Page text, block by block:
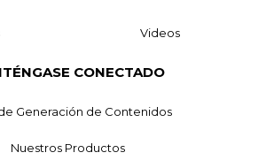
Videos
CONECTADO
Generación de Contenidos
Nuestros Productos